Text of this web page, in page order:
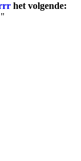
het volgende: